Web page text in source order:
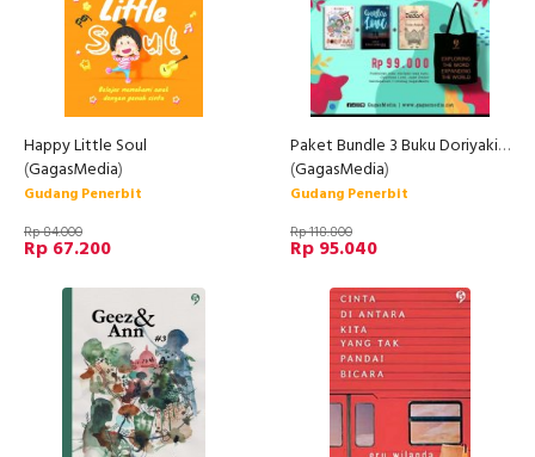
Happy Little Soul
(GagasMedia)
Gudang Penerbit
Rp 84.000
Rp 67.200
Paket Bundle 3 Buku Doriyaki + Countless Love + Jejak Dedari
(GagasMedia)
Gudang Penerbit
Rp 118.800
Rp 95.040